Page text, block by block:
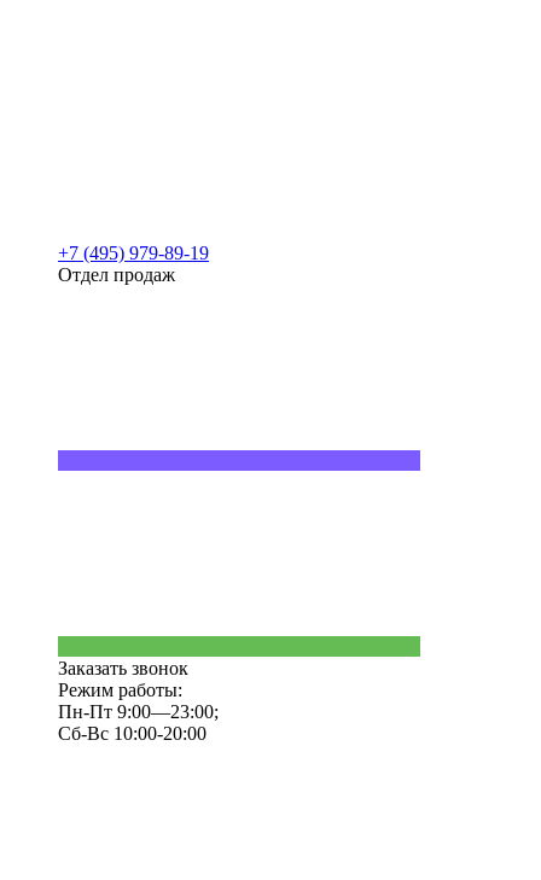
+7 (495) 979-89-19
Отдел продаж
Заказать звонок
Режим работы:
Пн-Пт 9:00—23:00;
Сб-Вс 10:00-20:00